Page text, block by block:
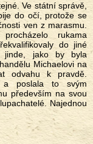
do očí, protože se
ven z marasmu.
rukama
do jiné
jinde, jako by byla
Michaelovi na
odvahu k pravdě.
a poslala to svým
především na svou
Najednou